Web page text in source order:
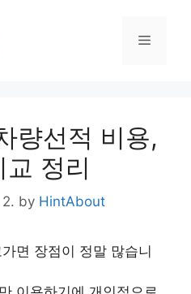
Menu
량선적 비용,
정리
by HintAbout
면 장점이 정말 많습니